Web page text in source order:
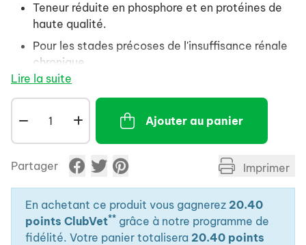
Teneur réduite en phosphore et en protéines de
haute qualité.
Pour les stades précoses de l'insuffisance rénale
chronique.
Lire la suite
Ajouter au panier
Partager Imprimer
En achetant ce produit vous gagnerez 20.40
points ClubVet** grâce à notre programme de
fidélité. Votre panier totalisera 20.40 points